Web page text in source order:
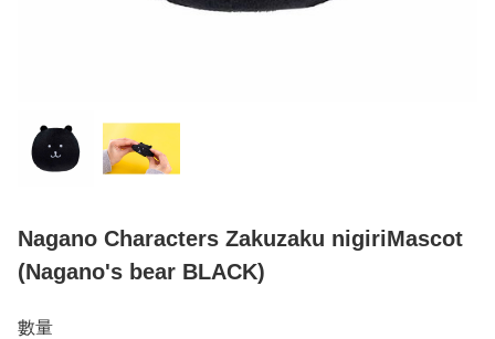
Nagano Characters Zakuzaku nigiriMascot
(Nagano's bear BLACK)
數量